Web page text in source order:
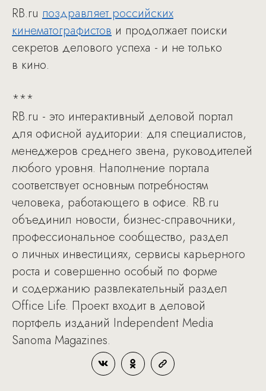
RB.ru поздравляет российских
кинематографистов и продолжает поиски
секретов делового успеха - и не только
в кино.
***
RB.ru - это интерактивный деловой портал
для офисной аудитории: для специалистов,
менеджеров среднего звена, руководителей
любого уровня. Наполнение портала
соответствует основным потребностям
человека, работающего в офисе. RB.ru
объединил новости, бизнес-справочники,
профессиональное сообщество, раздел
о личных инвестициях, сервисы карьерного
роста и совершенно особый по форме
и содержанию развлекательный раздел
Office Life. Проект входит в деловой
портфель изданий Independent Media
Sanoma Magazines.